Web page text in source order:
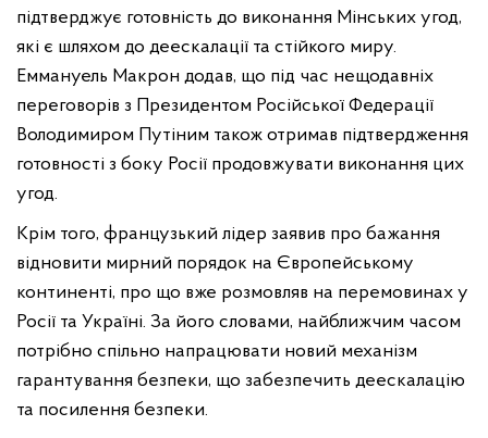
підтверджує готовність до виконання Мінських угод,
які є шляхом до деескалації та стійкого миру.
Еммануель Макрон додав, що під час нещодавніх
переговорів з Президентом Російської Федерації
Володимиром Путіним також отримав підтвердження
готовності з боку Росії продовжувати виконання цих
угод.
Крім того, французький лідер заявив про бажання
відновити мирний порядок на Європейському
континенті, про що вже розмовляв на перемовинах у
Росії та Україні. За його словами, найближчим часом
потрібно спільно напрацювати новий механізм
гарантування безпеки, що забезпечить деескалацію
та посилення безпеки.